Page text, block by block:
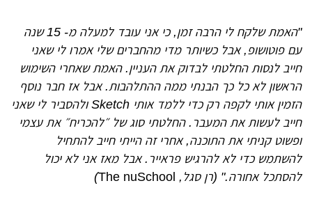
"האמת שלקח לי הרבה זמן, כי אני עובד למעלה מ- 15 שנה
עם פוטושופ, אבל כשיותר מדי מהחברים שלי אמרו לי שאני
חייב לנסות החלטתי לבדוק את העניין. האמת שאחרי השימוש
הראשון לא כל כך הבנתי ממה ההתלהבות. אבל אז חבר נוסף
הזמין אותי לקפה רק כדי ללמד אותי Sketch ולהסביר לי שאני
חייב לעשות את המעבר. החלטתי סוג של ״להכריח״ את עצמי
ופשוט קניתי את התוכנה, אחרי זה הייתי חייב להתחיל
להשתמש כדי לא להרגיש פראייר. אבל מאז אני לא יכול
להסתכל אחורה." (רן סגל,
)